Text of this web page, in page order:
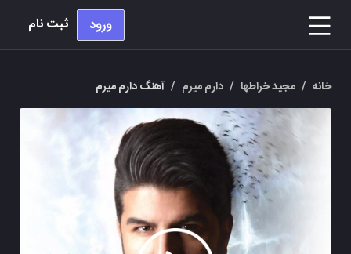
ورود ثبت نام
خانه / مجید خراطها / دارم میرم / آهنگ دارم میرم